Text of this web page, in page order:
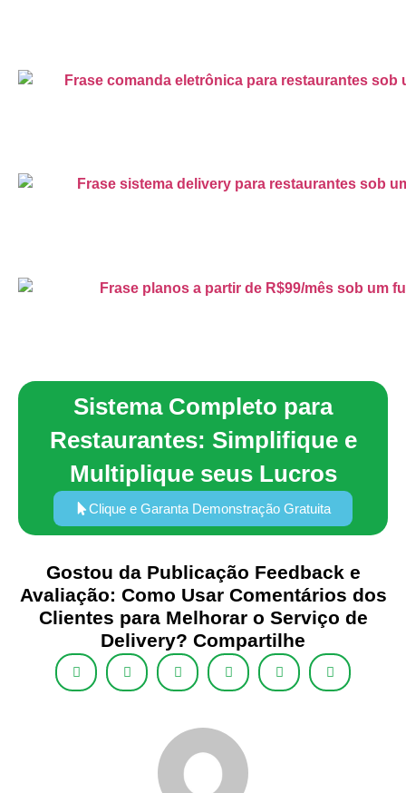
Sistema Completo para
Restaurantes: Simplifique e
Multiplique seus Lucros
Clique e Garanta Demonstração Gratuita
Gostou da Publicação Feedback e
Avaliação: Como Usar Comentários dos
Clientes para Melhorar o Serviço de
Delivery? Compartilhe